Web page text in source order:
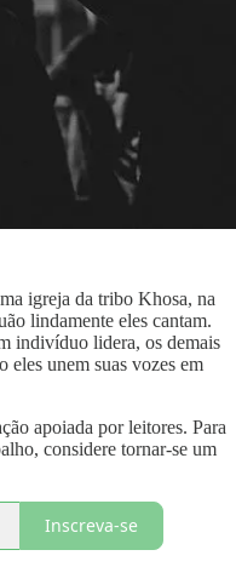
igreja da tribo Khosa, na
lindamente eles cantam.
indivíduo lidera, os demais
eles unem suas vozes em
apoiada por leitores. Para
considere tornar-se um
Inscreva-se